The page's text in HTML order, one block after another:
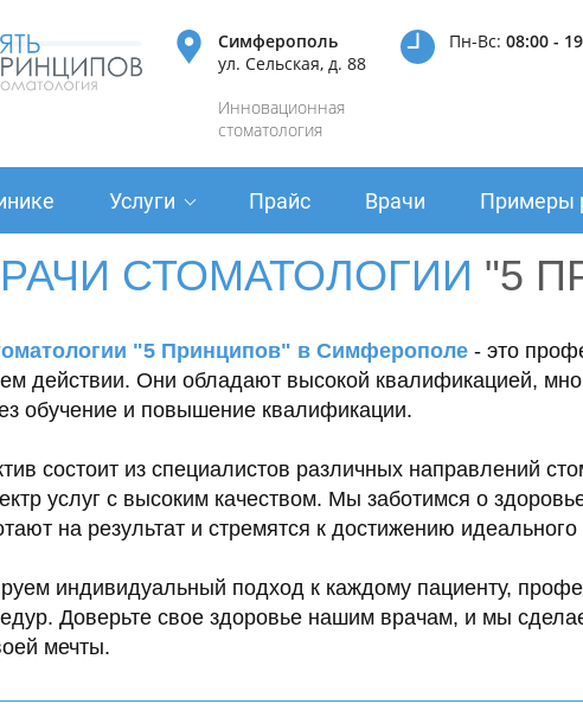
Симферополь
ул. Сельская, д. 88
Инновационная
стоматология
Пн-Вс: 08:00 -
Услуги Прайс Врачи Примеры
СТОМАТОЛОГИИ "5
"5 Принципов" в Симферополе - это
действии. Они обладают высокой квалификацией,
обучение и повышение квалификации.
состоит из специалистов различных направлений
услуг с высоким качеством. Мы заботимся о
на результат и стремятся к достижению идеального
индивидуальный подход к каждому пациенту,
Доверьте свое здоровье нашим врачам, и мы
мечты.